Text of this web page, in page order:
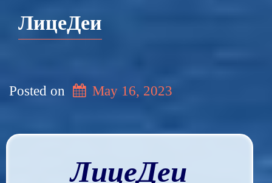
ЛицеДеи
Posted on May 16, 2023
ЛицеДеи